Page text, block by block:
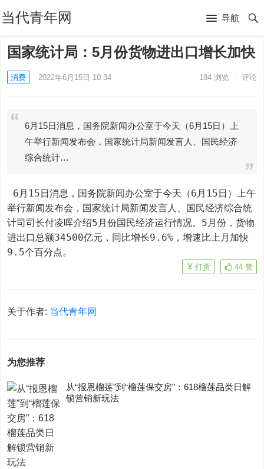
当代青年网 导航
国家统计局：5月份货物进出口增长加快
消费 2022年6月15日 10:34 184浏览 评论
6月15日消息，国务院新闻办公室于今天（6月15日）上
午举行新闻发布会，国家统计局新闻发言人、国民经济
综合统计…
举行新闻发布会，国家统计局新闻发言人、国民经济综合统
计司司长付凌晖介绍5月份国民经济运行情况。5月份，货物
进出口总额34500亿元，同比增长9.6%，增速比上月加快
9.5个百分点。
44 赞
打赏
关于作者: 当代青年网
为您推荐
从“报恩榴莲”到“榴莲保交房”：618榴莲品类日解
锁营销新玩法